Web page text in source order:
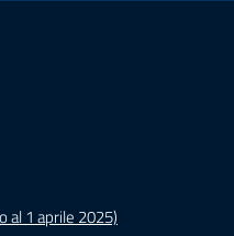
1 aprile 2025)